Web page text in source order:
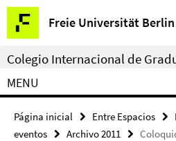
Springe
direkt
zu
Inhalt
Freie Universität Berlin
Herramientas
de
navegación
Colegio Internacional de
MENU
Página inicial Entre Espacios
eventos
Archivo 2011